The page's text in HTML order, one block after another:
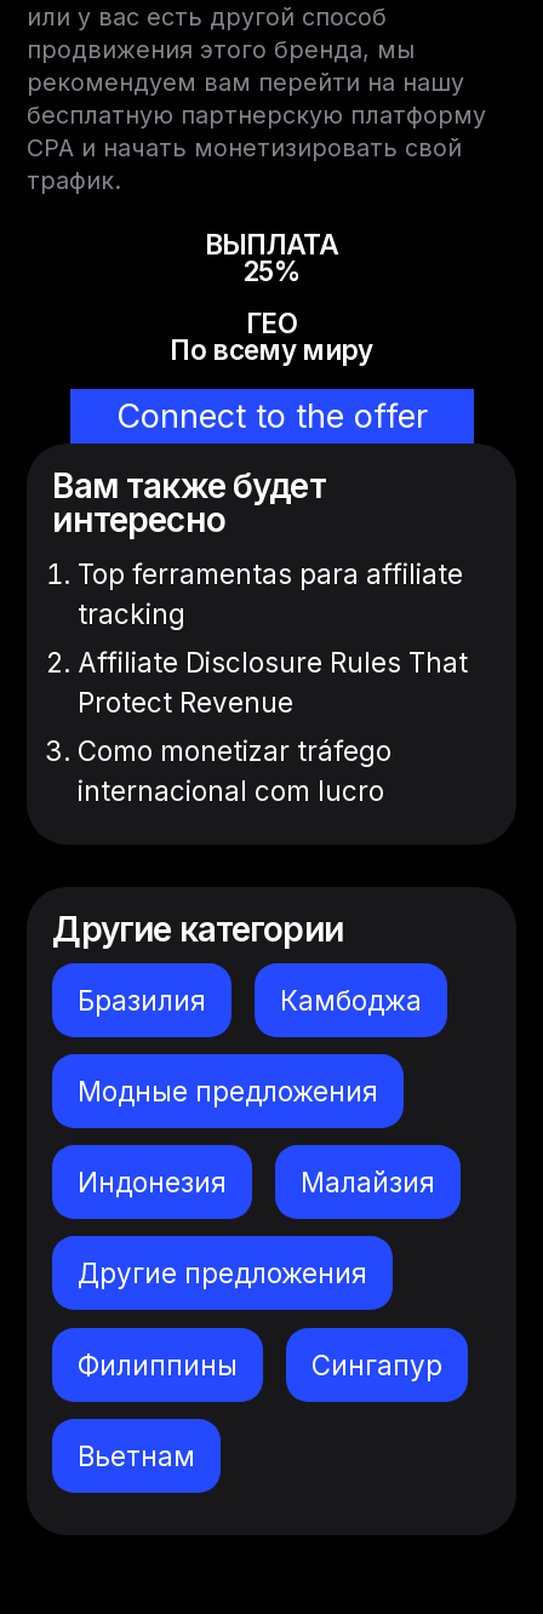
или у вас есть другой способ
продвижения этого бренда, мы
рекомендуем вам перейти на нашу
бесплатную партнерскую платформу
CPA и начать монетизировать свой
трафик.
ВЫПЛАТА
25%
ГЕО
По всему миру
Connect to the offer
Вам также будет
интересно
Top ferramentas para affiliate
tracking
Affiliate Disclosure Rules That
Protect Revenue
Como monetizar tráfego
internacional com lucro
Другие категории
Бразилия Камбоджа
Модные предложения
Индонезия Малайзия
Другие предложения
Филиппины Сингапур
Вьетнам